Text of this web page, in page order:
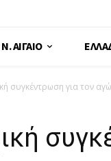
Ν. ΑΙΓΑΊΟ
συγκέντρωση για τον